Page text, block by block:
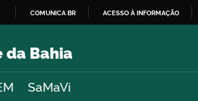
O
COMUNICA BR ACESSO À INFORMAÇÃO
da Bahia
SaMaVi